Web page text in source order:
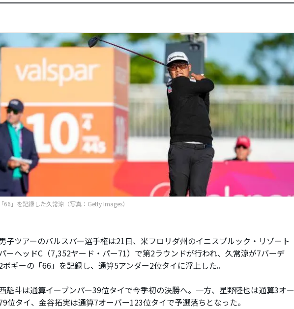
66」を記録した久常涼（写真：Getty Images）
子ツアーのバルスパー選手権は21日、米フロリダ州のイニスブルック・リゾート
ーヘッドC（7,352ヤード・パー71）で第2ラウンドが行われ、久常涼が7バーデ
ボギーの「66」を記録し、通算5アンダー2位タイに浮上した。
魁斗は通算イーブンパー39位タイで今季初の決勝へ。一方、星野陸也は通算3オー
位タイ、金谷拓実は通算7オーバー123位タイで予選落ちとなった。